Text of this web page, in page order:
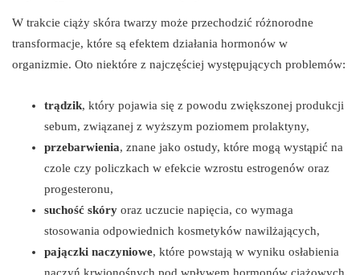
W trakcie ciąży skóra twarzy może przechodzić różnorodne
transformacje, które są efektem działania hormonów w
organizmie. Oto niektóre z najczęściej występujących problemów:
trądzik, który pojawia się z powodu zwiększonej produkcji
sebum, związanej z wyższym poziomem prolaktyny,
przebarwienia, znane jako ostudy, które mogą wystąpić na
czole czy policzkach w efekcie wzrostu estrogenów oraz
progesteronu,
suchość skóry oraz uczucie napięcia, co wymaga
stosowania odpowiednich kosmetyków nawilżających,
pajączki naczyniowe, które powstają w wyniku osłabienia
naczyń krwionośnych pod wpływem hormonów ciążowych,